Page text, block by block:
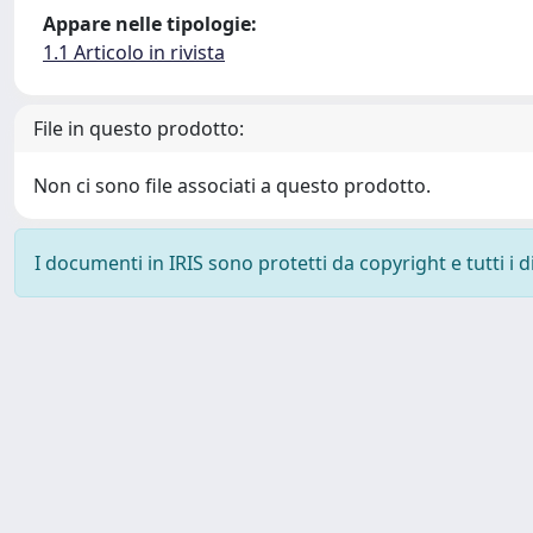
Appare nelle tipologie:
1.1 Articolo in rivista
File in questo prodotto:
Non ci sono file associati a questo prodotto.
I documenti in IRIS sono protetti da copyright e tutti i